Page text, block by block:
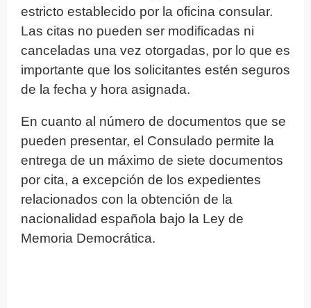
estricto establecido por la oficina consular.
Las citas no pueden ser modificadas ni
canceladas una vez otorgadas, por lo que es
importante que los solicitantes estén seguros
de la fecha y hora asignada.
En cuanto al número de documentos que se
pueden presentar, el Consulado permite la
entrega de un máximo de siete documentos
por cita, a excepción de los expedientes
relacionados con la obtención de la
nacionalidad española bajo la Ley de
Memoria Democrática.